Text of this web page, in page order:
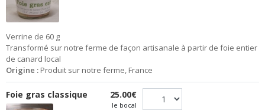
Verrine de 60 g
Transformé sur notre ferme de façon artisanale à partir de foie entier
de canard local
Origine : Produit sur notre ferme, France
Foie gras classique 25.00€
le bocal